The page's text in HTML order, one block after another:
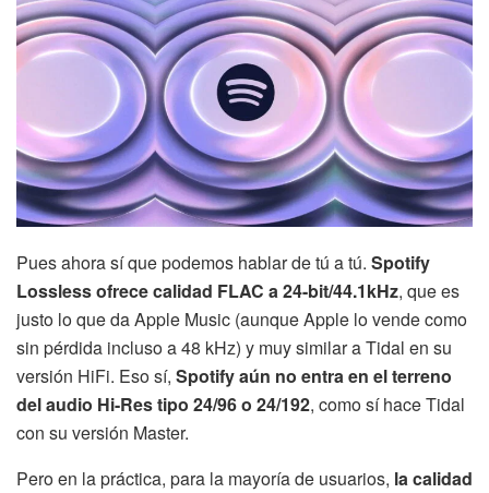
Pues ahora sí que podemos hablar de tú a tú. Spotify
Lossless ofrece calidad FLAC a 24-bit/44.1kHz, que es
justo lo que da Apple Music (aunque Apple lo vende como
sin pérdida incluso a 48 kHz) y muy similar a Tidal en su
versión HiFi. Eso sí, Spotify aún no entra en el terreno
del audio Hi-Res tipo 24/96 o 24/192, como sí hace Tidal
con su versión Master.
Pero en la práctica, para la mayoría de usuarios, la calidad